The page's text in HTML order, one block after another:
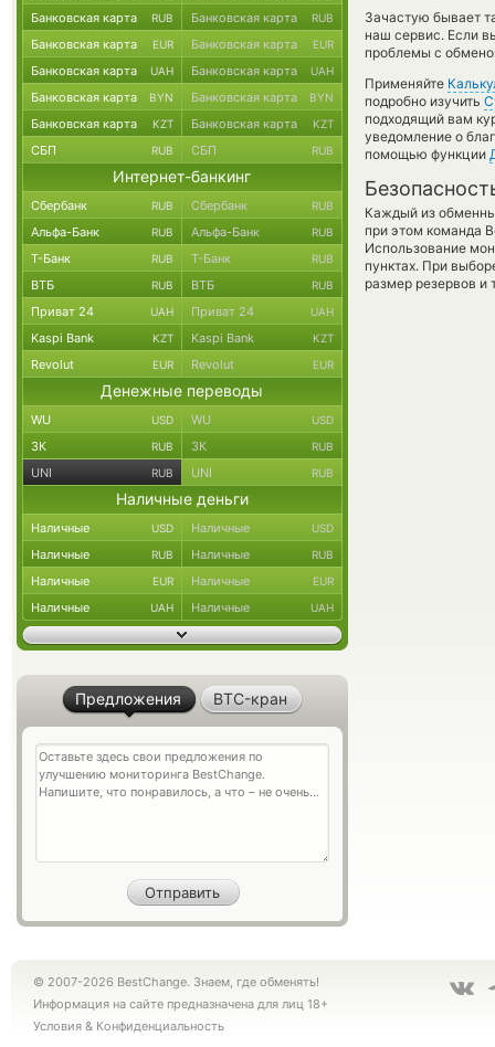
Зачастую бывает
наш сервис. Если
проблемы с
Применяйте
подробно изучить
подходящий вам
уведомление о
помощью функции
Каждый из
при этом команда
Использование
пунктах. При
размер резервов и
Банковская карта RUB Банковская карта RUB
Банковская карта EUR Банковская карта EUR
Банковская карта UAH Банковская карта UAH
Банковская карта BYN Банковская карта BYN
Банковская карта KZT Банковская карта KZT
СБП RUB СБП RUB
Интернет-банкинг
Сбербанк RUB Сбербанк RUB
Альфа-Банк RUB Альфа-Банк RUB
Т-Банк RUB Т-Банк RUB
ВТБ RUB ВТБ RUB
Приват 24 UAH Приват 24 UAH
Kaspi Bank KZT Kaspi Bank KZT
Revolut EUR Revolut EUR
Денежные переводы
WU USD WU USD
ЗК RUB ЗК RUB
UNI RUB UNI RUB
Наличные деньги
Наличные USD Наличные USD
Наличные RUB Наличные RUB
Наличные EUR Наличные EUR
Наличные UAH Наличные UAH
Предложения BTC-кран
© 2007-2026 BestChange. Знаем, где обменять!
Информация на сайте предназначена для лиц 18+
Условия & Конфиденциальность